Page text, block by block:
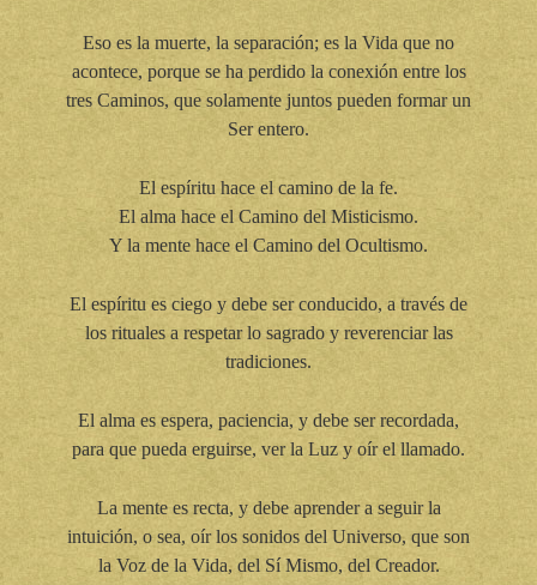
Eso es la muerte, la separación; es la Vida que no
acontece, porque se ha perdido la conexión entre los
tres Caminos, que solamente juntos pueden formar un
Ser entero.
El espíritu hace el camino de la fe.
El alma hace el Camino del Misticismo.
Y la mente hace el Camino del Ocultismo.
El espíritu es ciego y debe ser conducido, a través de
los rituales a respetar lo sagrado y reverenciar las
tradiciones.
El alma es espera, paciencia, y debe ser recordada,
para que pueda erguirse, ver la Luz y oír el llamado.
La mente es recta, y debe aprender a seguir la
intuición, o sea, oír los sonidos del Universo, que son
la Voz de la Vida, del Sí Mismo, del Creador.